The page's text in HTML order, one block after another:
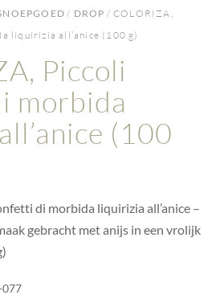
/ DROP / COLORIZA,
liquirizia all’anice (100 g)
Piccoli
morbida
(100
di morbida liquirizia all’anice –
gebracht met anijs in een vrolijk